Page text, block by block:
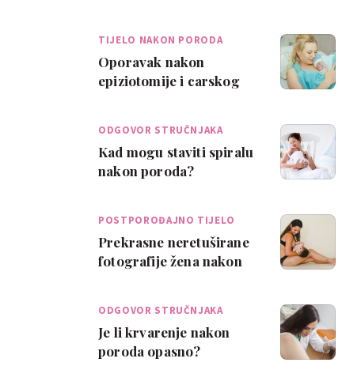
TIJELO NAKON PORODA
Oporavak nakon
epiziotomije i carskog
ODGOVOR STRUČNJAKA
Kad mogu staviti spiralu
nakon poroda?
POSTPOROĐAJNO TIJELO
Prekrasne neretuširane
fotografije žena nakon
ODGOVOR STRUČNJAKA
Je li krvarenje nakon
poroda opasno?